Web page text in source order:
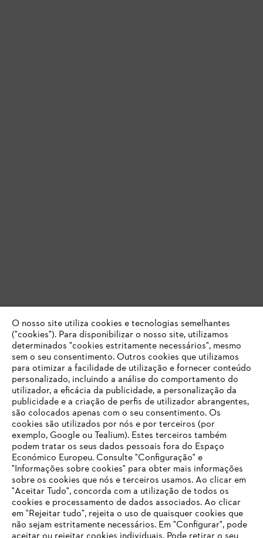
O SEU NAVEGADOR NÃO SUPORTA
ESTE WEBSITE
O nosso site utiliza cookies e tecnologias semelhantes
("cookies"). Para disponibilizar o nosso site, utilizamos
determinados "cookies estritamente necessários", mesmo
sem o seu consentimento. Outros cookies que utilizamos
para otimizar a facilidade de utilização e fornecer conteúdo
personalizado, incluindo a análise do comportamento do
utilizador, a eficácia da publicidade, a personalização da
publicidade e a criação de perfis de utilizador abrangentes,
são colocados apenas com o seu consentimento. Os
cookies são utilizados por nós e por terceiros (por
exemplo, Google ou Tealium). Estes terceiros também
podem tratar os seus dados pessoais fora do Espaço
Económico Europeu. Consulte "Configuração" e
"Informações sobre cookies" para obter mais informações
sobre os cookies que nós e terceiros usamos. Ao clicar em
"Aceitar Tudo", concorda com a utilização de todos os
cookies e processamento de dados associados. Ao clicar
em "Rejeitar tudo", rejeita o uso de quaisquer cookies que
não sejam estritamente necessários. Em "Configurar", pode